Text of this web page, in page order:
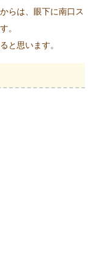
らは、眼下に南口ス
。
と思います。